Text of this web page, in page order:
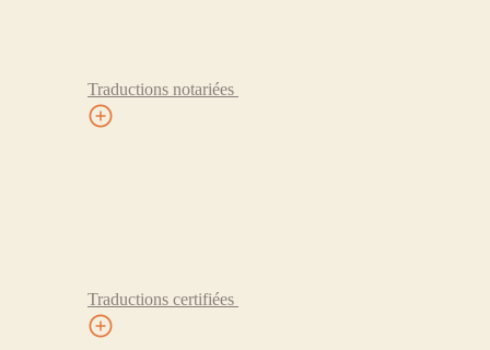
Traductions notariées
Traductions certifiées